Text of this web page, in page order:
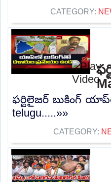
CATEGORY:
ఫర్టిలైజర్ బుకింగ్
telugu.....»»
CATEGORY: